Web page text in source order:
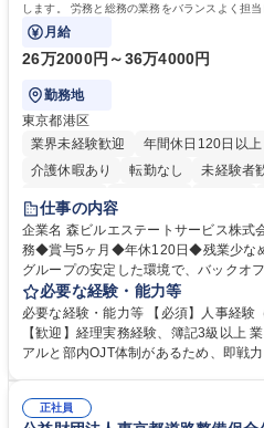
します。 労務と総務の業務をバランスよく担
にも挑戦できる、やりがいある環境です。
月給
26万2000円～36万4000円
勤務地
東京都港区
業界未経験歓迎
年間休日120日以上
介護休暇あり
転勤なし 未経験者
経験者歓迎
完全週休2日制
交通費支給 長期
仕事の内容
企業名 森ビルエステートサービス株式会社 求人名 【森ビルG】
務◆賞与5ヶ月◆年休120日◆残業少なめ◆リモート
グループの安定した環境で、バックオ
をお任せします。 労務と総務の業務を
度改定などのコア業務にも挑戦できる、や
理、給与計算、社会保険手続き、年末
き、社内規定の改定や人事制度改定な
は部内のOJTを中心に、あなたの経験
でも質問・相談できる環境が整っている
必要な経験・能力等
必要な経験・能力等 【必須】人事経験
【歓迎】経理実務経験、簿記3級以上
アルと部内OJT体制があるため、即戦
ます。定型業務に留まらず、社内規定
務に挑戦できるため、自身の成長と組
正社員